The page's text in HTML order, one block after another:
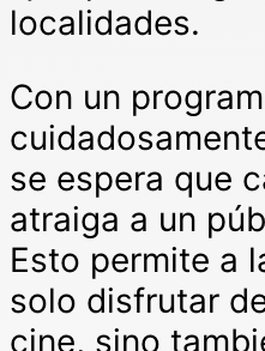
localidades.
Con un
se espera que
atraiga a un
Esto permite a
solo disfrutar
cine, sino